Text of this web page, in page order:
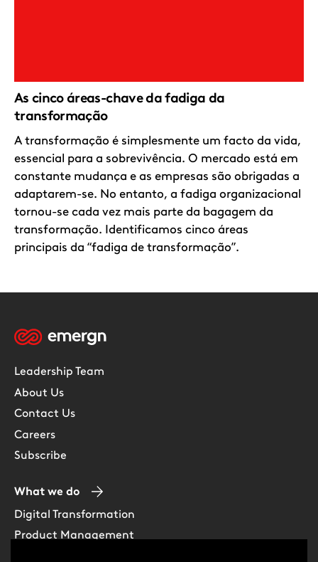
As cinco áreas-chave da fadiga da
transformação
A transformação é simplesmente um facto da vida,
essencial para a sobrevivência. O mercado está em
constante mudança e as empresas são obrigadas a
adaptarem-se. No entanto, a fadiga organizacional
tornou-se cada vez mais parte da bagagem da
transformação. Identificamos cinco áreas
principais da “fadiga de transformação”.
Leadership Team
About Us
Contact Us
Careers
Subscribe
What we do
Digital Transformation
Product Management